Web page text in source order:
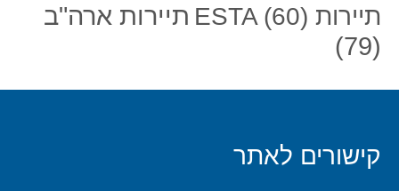
תיירות ESTA (60)
תיירות ארה"ב
(79)
קישורים לאתר